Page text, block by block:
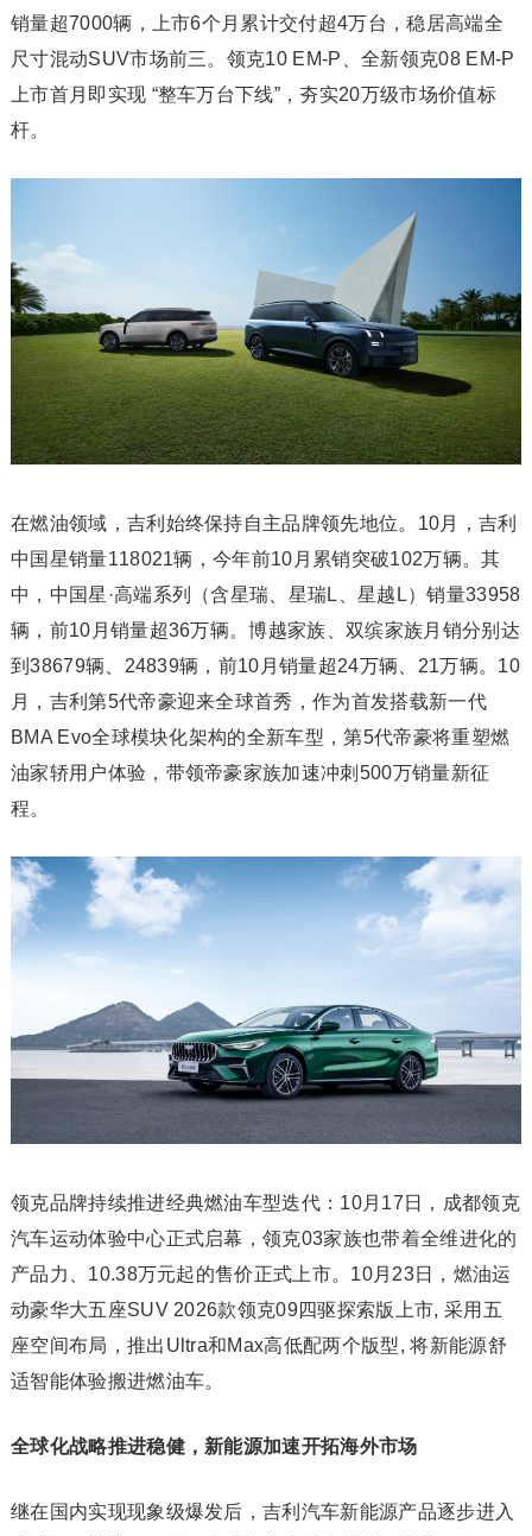
销量超7000辆，上市6个月累计交付超4万台，稳居高端全
尺寸混动SUV市场前三。领克10 EM-P、全新领克08 EM-P
上市首月即实现 “整车万台下线”，夯实20万级市场价值标
杆。
在燃油领域，吉利始终保持自主品牌领先地位。10月，吉利
中国星销量118021辆，今年前10月累销突破102万辆。其
中，中国星·高端系列（含星瑞、星瑞L、星越L）销量33958
辆，前10月销量超36万辆。博越家族、双缤家族月销分别达
到38679辆、24839辆，前10月销量超24万辆、21万辆。10
月，吉利第5代帝豪迎来全球首秀，作为首发搭载新一代
BMA Evo全球模块化架构的全新车型，第5代帝豪将重塑燃
油家轿用户体验，带领帝豪家族加速冲刺500万销量新征
程。
领克品牌持续推进经典燃油车型迭代：10月17日，成都领克
汽车运动体验中心正式启幕，领克03家族也带着全维进化的
产品力、10.38万元起的售价正式上市。10月23日，燃油运
动豪华大五座SUV 2026款领克09四驱探索版上市, 采用五
座空间布局，推出Ultra和Max高低配两个版型, 将新能源舒
适智能体验搬进燃油车。
全球化战略推进稳健，新能源加速开拓海外市场
继在国内实现现象级爆发后，吉利汽车新能源产品逐步进入